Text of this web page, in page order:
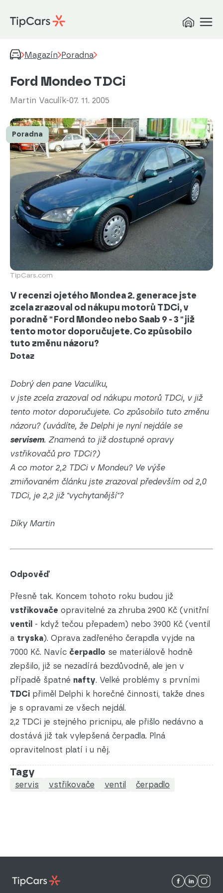
Magazín Poradna
Ford Mondeo TDCi
Martin Vaculík-07. 11. 2005
TipCars.com
Poradna
V recenzi ojetého Mondea 2. generace jste
zcela zrazoval od nákupu motorů TDCi, v
poradně " Ford Mondeo nebo Saab 9 - 3 " již
tento motor doporučujete. Co způsobilo
tuto změnu názoru?
Dotaz
Dobrý den pane Vaculíku,
v jste zcela zrazoval od nákupu motorů TDCi, v již
tento motor doporučujete. Co způsobilo tuto změnu
názoru? (uvádíte, že Delphi je nyní nejdále se
servisem. Znamená to již dostupné opravy
vstřikovačů pro TDCi?)
A co motor 2,2 TDCi v Mondeu? Ve výše
zmiňovaném článku jste zrazoval především od 2,0
TDCi, je 2,2 již "vychytanější"?
Díky Martin
Odpověď
Přesně tak. Koncem tohoto roku budou již
vstřikovače opravitelné za zhruba 2900 Kč (vnitřní
ventil - když tečou přepadem) nebo 3900 Kč (ventil
a tryska). Oprava zadřeného čerapdla vyjde na
7000 Kč. Navíc čerpadlo se materiálově hodně
zlepšilo, již se nezadírá bezdůvodně, ale jen v
případě špatné nafty. Velké problémy s prvními
TDCi přiměl Delphi k horečné činnosti, takže dnes
je s opravami ze všech nejdál.
2,2 TDCi je stejného pricnipu, ale přišlo nedávno a
dostává již tak vylepšená čerpadla. Plná
opravitelnost platí i u něj.
Tagy
servis vstřikovače ventil čerpadlo